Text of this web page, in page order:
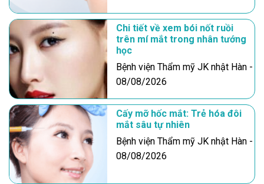
Chi tiết về xem bói nốt ruồi
trên mí mắt trong nhân tướng
học
Bệnh viện Thẩm mỹ JK nhật Hàn -
08/08/2026
Cấy mỡ hốc mắt: Trẻ hóa đôi
mắt sâu tự nhiên
Bệnh viện Thẩm mỹ JK nhật Hàn -
08/08/2026